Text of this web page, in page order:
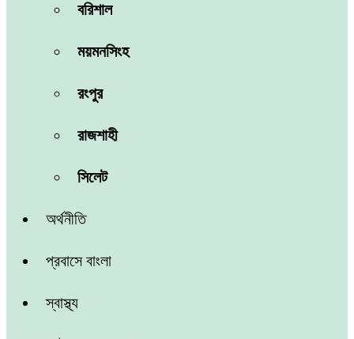
বরিশাল
ময়মনসিংহ
রংপুর
রাজশাহী
সিলেট
অর্থনীতি
প্রবাসে বাংলা
স্বাস্থ্য